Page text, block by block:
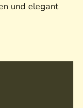
und elegant